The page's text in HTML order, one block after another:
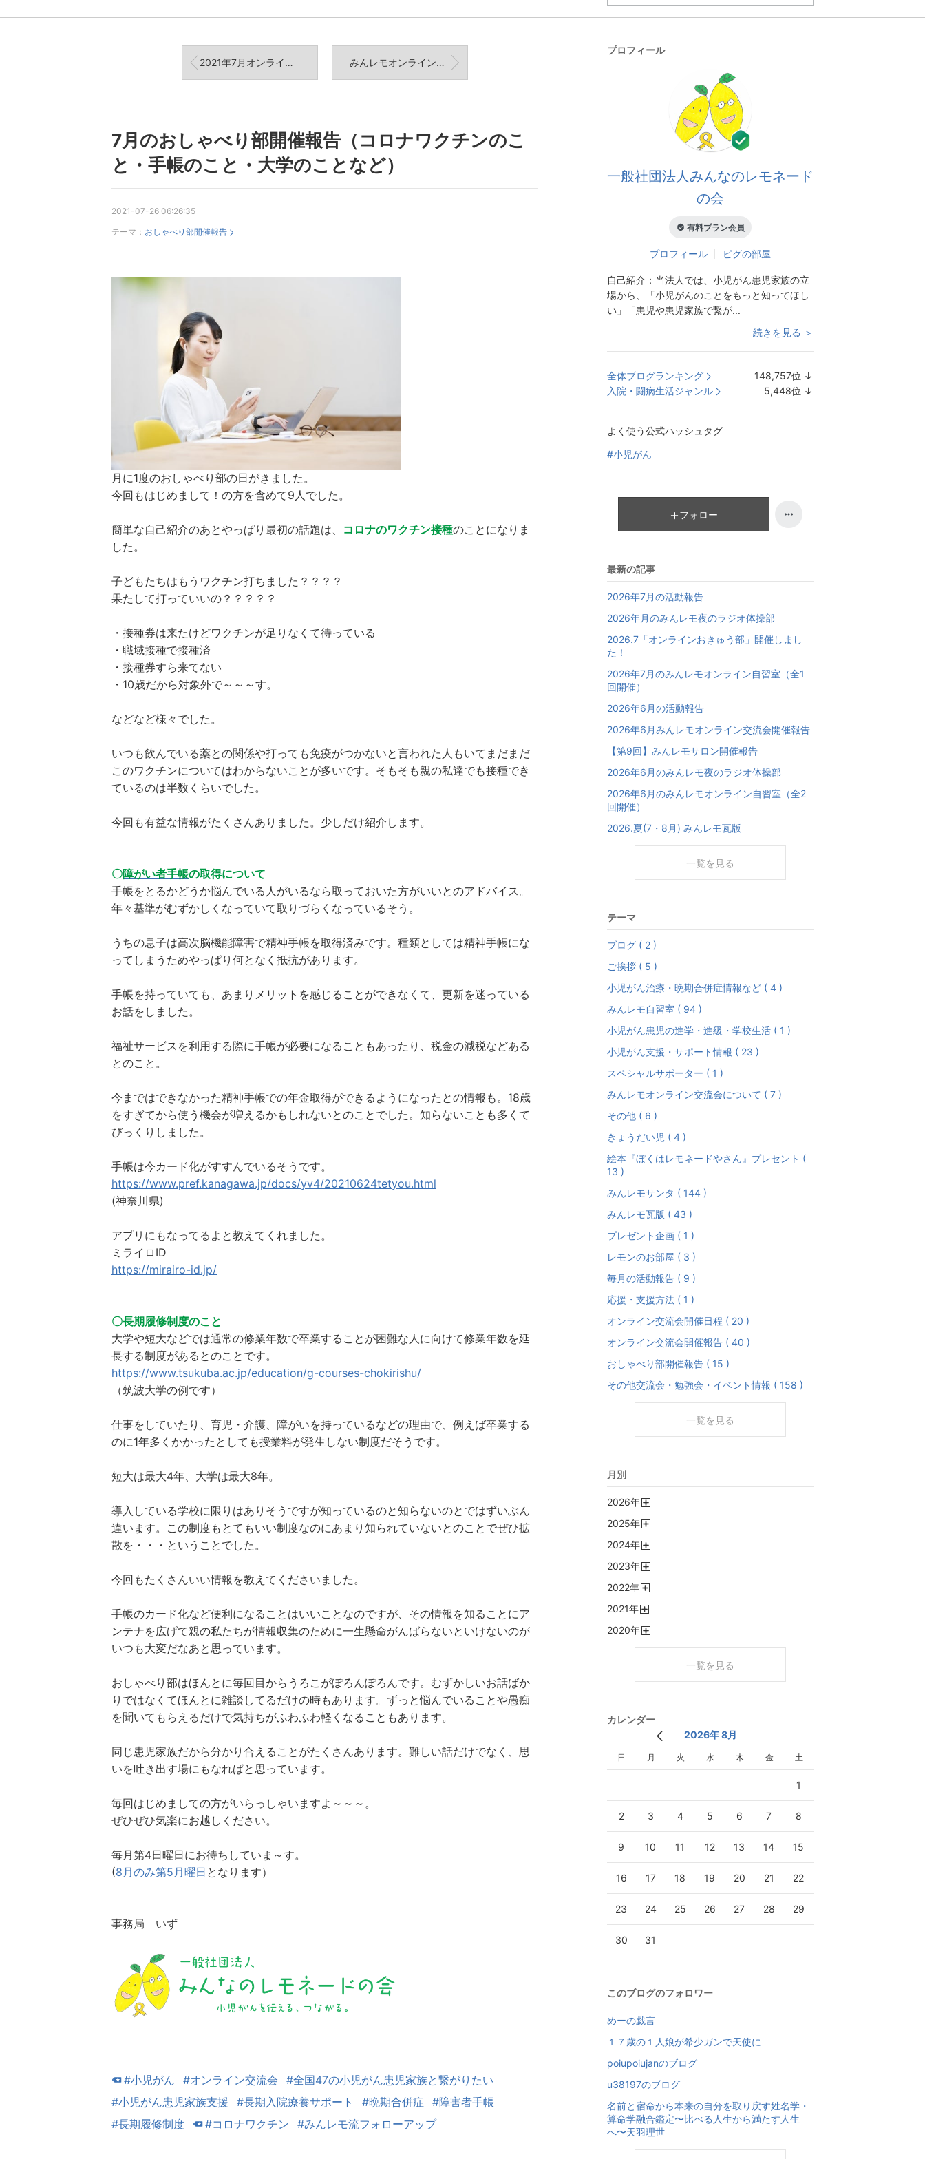
2021年7月オンライン交流会開催報告 みんレモオンライン自習室
7月のおしゃべり部開催報告（コロナワクチンのこ
と・手帳のこと・大学のことなど）
2021-07-26 06:26:35
テーマ： おしゃべり部開催報告
月に1度のおしゃべり部の日がきました。
今回もはじめまして！の方を含めて9人でした。
簡単な自己紹介のあとやっぱり最初の話題は、 コロナのワクチン接種のことになりま
した。
子どもたちはもうワクチン打ちました？？？？
果たして打っていいの？？？？？
・接種券は来たけどワクチンが足りなくて待っている
・職域接種で接種済
・接種券すら来てない
・10歳だから対象外で～～～す。
などなど様々でした。
いつも飲んでいる薬との関係や打っても免疫がつかないと言われた人もいてまだまだ
このワクチンについてはわからないことが多いです。そもそも親の私達でも接種でき
ているのは半数くらいでした。
今回も有益な情報がたくさんありました。少しだけ紹介します。
〇障がい者手帳の取得について
手帳をとるかどうか悩んでいる人がいるなら取っておいた方がいいとのアドバイス。
年々基準がむずかしくなっていて取りづらくなっているそう。
うちの息子は高次脳機能障害で精神手帳を取得済みです。種類としては精神手帳にな
ってしまうためやっぱり何となく抵抗があります。
手帳を持っていても、あまりメリットを感じることができなくて、更新を迷っている
お話をしました。
福祉サービスを利用する際に手帳が必要になることもあったり、税金の減税などある
とのこと。
今まではできなかった精神手帳での年金取得ができるようになったとの情報も。18歳
をすぎてから使う機会が増えるかもしれないとのことでした。知らないことも多くて
びっくりしました。
手帳は今カード化がすすんでいるそうです。
https://www.pref.kanagawa.jp/docs/yv4/20210624tetyou.html
(神奈川県)
アプリにもなってるよと教えてくれました。
ミライロID
https://mirairo-id.jp/
〇長期履修制度のこと
大学や短大などでは通常の修業年数で卒業することが困難な人に向けて修業年数を延
長する制度があるとのことです。
https://www.tsukuba.ac.jp/education/g-courses-chokirishu/
（筑波大学の例です）
仕事をしていたり、育児・介護、障がいを持っているなどの理由で、例えば卒業する
のに1年多くかかったとしても授業料が発生しない制度だそうです。
短大は最大4年、大学は最大8年。
導入している学校に限りはありそうですが知っているのと知らないのとではずいぶん
違います。この制度もとてもいい制度なのにあまり知られていないとのことでぜひ拡
散を・・・ということでした。
今回もたくさんいい情報を教えてくださいました。
手帳のカード化など便利になることはいいことなのですが、その情報を知ることにア
ンテナを広げて親の私たちが情報収集のために一生懸命がんばらないといけないのが
いつも大変だなあと思っています。
おしゃべり部はほんとに毎回目からうろこがぽろんぽろんです。むずかしいお話ばか
りではなくてほんとに雑談してるだけの時もあります。ずっと悩んでいることや愚痴
を聞いてもらえるだけで気持ちがふわふわ軽くなることもあります。
同じ患児家族だから分かり合えることがたくさんあります。難しい話だけでなく、思
いを吐き出す場にもなればと思っています。
毎回はじめましての方がいらっしゃいますよ～～～。
ぜひぜひ気楽にお越しください。
毎月第4日曜日にお待ちしていま～す。
(8月のみ第5月曜日 となります）
事務局 いず
#小児がん #オンライン交流会
#全国47の小児がん患児家族と繋がりたい
#小児がん患児家族支援
#長期入院療養サポート #晩期合併症
#障害者手帳
#長期履修制度
#コロナワクチン #みんレモ流フォローアップ
プロフィール
一般社団法人みんなのレモネード
の会
有料プラン会員
プロフィール ピグの部屋
自己紹介： 当法人では、小児がん患児家族の立
場から、「小児がんのことをもっと知ってほし
い」「患児や患児家族で繋が...
続きを見る ＞
全体ブログランキング 148,757位 ↓
入院・闘病生活ジャンル 5,448位 ↓
よく使う公式ハッシュタグ
#小児がん
フォロー
最新の記事
2026年7月の活動報告
2026年月のみんレモ夜のラジオ体操部
2026.7「オンラインおきゅう部」開催しまし
た！
2026年7月のみんレモオンライン自習室（全1
回開催）
2026年6月の活動報告
2026年6月みんレモオンライン交流会開催報告
【第9回】みんレモサロン開催報告
2026年6月のみんレモ夜のラジオ体操部
2026年6月のみんレモオンライン自習室（全2
回開催）
2026.夏(7・8月) みんレモ瓦版
一覧を見る
テーマ
ブログ ( 2 )
ご挨拶 ( 5 )
小児がん治療・晩期合併症情報など ( 4 )
みんレモ自習室 ( 94 )
小児がん患児の進学・進級・学校生活 ( 1 )
小児がん支援・サポート情報 ( 23 )
スペシャルサポーター ( 1 )
みんレモオンライン交流会について ( 7 )
その他 ( 6 )
きょうだい児 ( 4 )
絵本『ぼくはレモネードやさん』プレセント (
13 )
みんレモサンタ ( 144 )
みんレモ瓦版 ( 43 )
プレゼント企画 ( 1 )
レモンのお部屋 ( 3 )
毎月の活動報告 ( 9 )
応援・支援方法 ( 1 )
オンライン交流会開催日程 ( 20 )
オンライン交流会開催報告 ( 40 )
おしゃべり部開催報告 ( 15 )
その他交流会・勉強会・イベント情報 ( 158 )
一覧を見る
月別
2026年
2025年
2024年
2023年
2022年
2021年
2020年
一覧を見る
カレンダー
2026年 8月
日 月 火 水 木 金 土
1
2 3 4 5 6 7 8
9 10 11 12 13 14 15
16 17 18 19 20 21 22
23 24 25 26 27 28 29
30 31
このブログのフォロワー
めーの戯言
１７歳の１人娘が希少ガンで天使に
poiupoiujanのブログ
u38197のブログ
名前と宿命から本来の自分を取り戻す姓名学・
算命学融合鑑定〜比べる人生から満たす人生
へ〜天羽理世